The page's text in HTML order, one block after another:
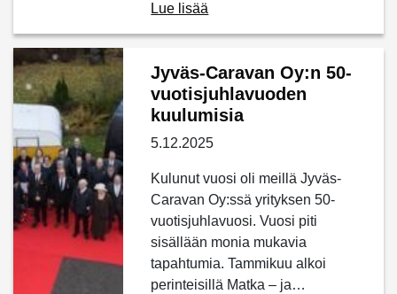
Lue lisää
Jyväs-Caravan Oy:n 50-
vuotisjuhlavuoden
kuulumisia
5.12.2025
Kulunut vuosi oli meillä Jyväs-
Caravan Oy:ssä yrityksen 50-
vuotisjuhlavuosi. Vuosi piti
sisällään monia mukavia
tapahtumia. Tammikuu alkoi
perinteisillä Matka – ja…